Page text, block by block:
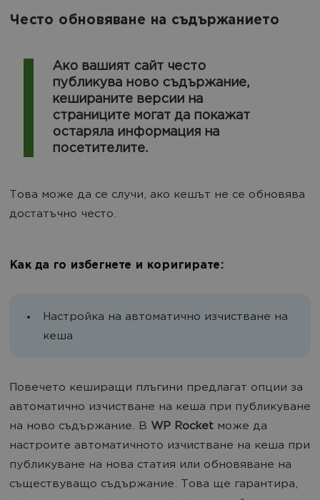
Често обновяване на съдържанието
Ако вашият сайт често
публикува ново съдържание,
кешираните версии на
страниците могат да покажат
остаряла информация на
посетителите.
Това може да се случи, ако кешът не се обновява
достатъчно често.
Как да го избегнете и коригирате:
Настройка на автоматично изчистване на
кеша
Повечето кеширащи плъгини предлагат опции за
автоматично изчистване на кеша при публикуване
на ново съдържание. В WP Rocket може да
настроите автоматичното изчистване на кеша при
публикуване на нова статия или обновяване на
съществуващо съдържание. Това ще гарантира,